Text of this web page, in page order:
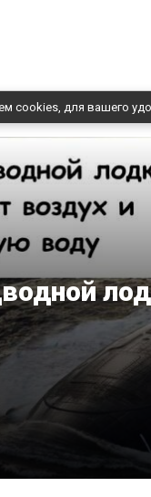
cookies, для вашего